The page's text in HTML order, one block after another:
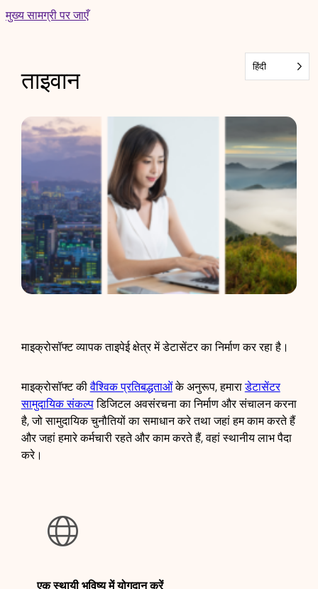
Skip
मुख्य सामग्री पर जाएँ
हिंदी
ताइवान
माइक्रोसॉफ्ट व्यापक ताइपेई क्षेत्र में डेटासेंटर का निर्माण कर रहा है।
माइक्रोसॉफ्ट कीवैश्विक प्रतिबद्धताओंके अनुरूप, हमाराडेटासेंटर
सामुदायिक संकल्पडिजिटल अवसंरचना का निर्माण और संचालन करना
है, जो सामुदायिक चुनौतियों का समाधान करे तथा जहां हम काम करते हैं
और जहां हमारे कर्मचारी रहते और काम करते हैं, वहां स्थानीय लाभ पैदा
करे।

एक स्थायी भविष्य में योगदान करें